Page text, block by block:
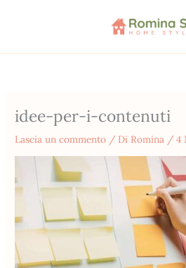
idee-per-i-contenuti
Lascia un commento / Di Romina /4